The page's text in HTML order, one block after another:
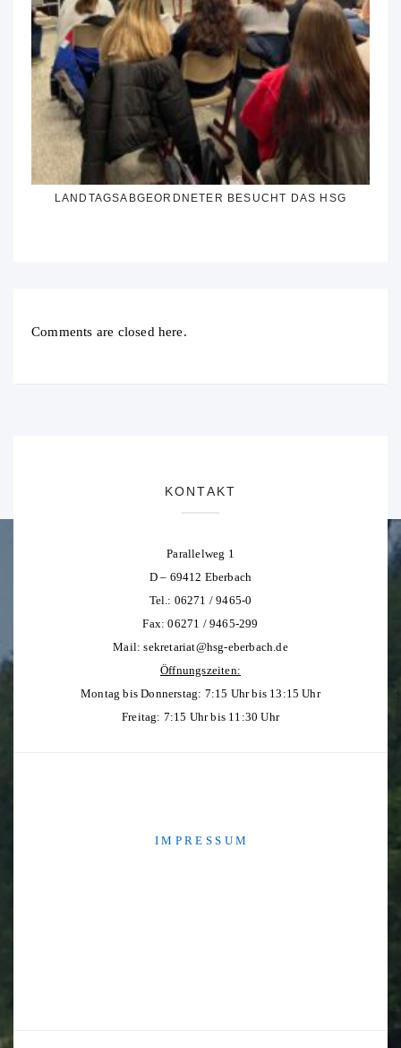
LANDTAGSABGEORDNETER BESUCHT DAS HSG
Comments are closed here.
KONTAKT
Parallelweg 1
D – 69412 Eberbach
Tel.: 06271 / 9465-0
Fax: 06271 / 9465-299
Mail:sekretariat@hsg-eberbach.de
Öffnungszeiten:
Montag bis Donnerstag: 7:15 Uhr bis 13:15 Uhr
Freitag: 7:15 Uhr bis 11:30 Uhr
I M P R E S S U M